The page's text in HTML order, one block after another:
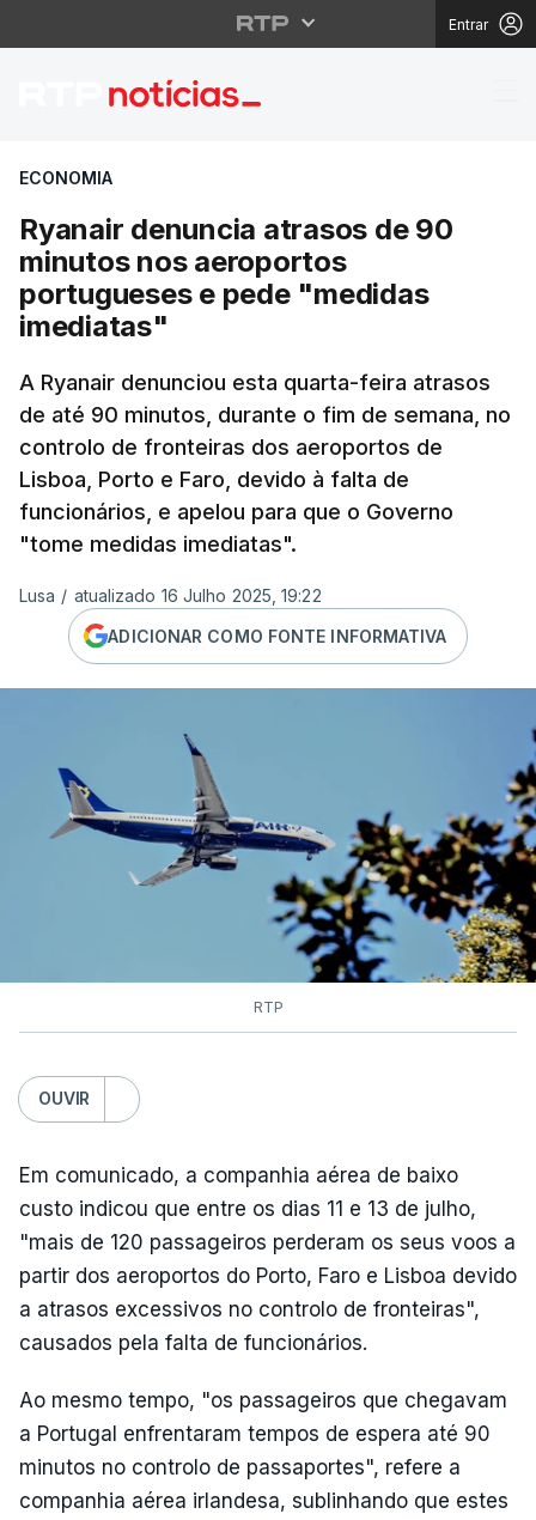
Entrar
Ryanair denuncia
ECONOMIA
Ryanair denuncia atrasos de 90
minutos nos aeroportos
portugueses e pede "medidas
imediatas"
A Ryanair denunciou esta quarta-feira atrasos
de até 90 minutos, durante o fim de semana, no
controlo de fronteiras dos aeroportos de
Lisboa, Porto e Faro, devido à falta de
funcionários, e apelou para que o Governo
"tome medidas imediatas".
Lusa / atualizado 16 Julho 2025, 19:22
ADICIONAR COMO FONTE INFORMATIVA
RTP
OUVIR
Em comunicado, a companhia aérea de baixo
custo indicou que entre os dias 11 e 13 de julho,
"mais de 120 passageiros perderam os seus voos a
partir dos aeroportos do Porto, Faro e Lisboa devido
a atrasos excessivos no controlo de fronteiras",
causados pela falta de funcionários.
Ao mesmo tempo, "os passageiros que chegavam
a Portugal enfrentaram tempos de espera até 90
minutos no controlo de passaportes", refere a
companhia aérea irlandesa, sublinhando que estes